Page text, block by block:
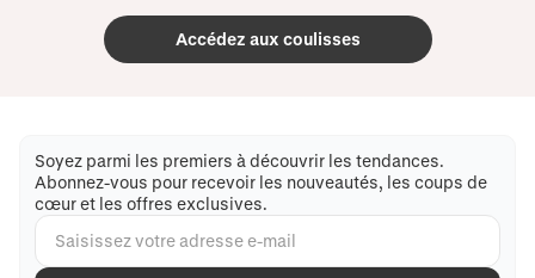
Accédez aux coulisses
Soyez parmi les premiers à découvrir les tendances.
Abonnez-vous pour recevoir les nouveautés, les coups de
cœur et les offres exclusives.